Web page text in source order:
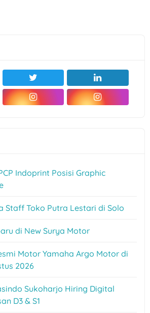
Indoprint Posisi Graphic
Staff Toko Putra Lestari di Solo
di New Surya Motor
Motor Yamaha Argo Motor di
2026
Sukoharjo Hiring Digital
D3 & S1